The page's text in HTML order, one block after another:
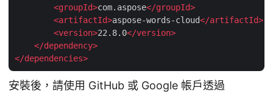
<groupId>com.aspose</groupId>
<artifactId>aspose-words-cloud</artifactId>
<version>22.8.0</version>
</dependency>
</dependencies>
安裝後，請使用 GitHub 或 Google 帳戶透過